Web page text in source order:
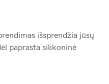
išsprendžia jūsų
paprasta silikoninė